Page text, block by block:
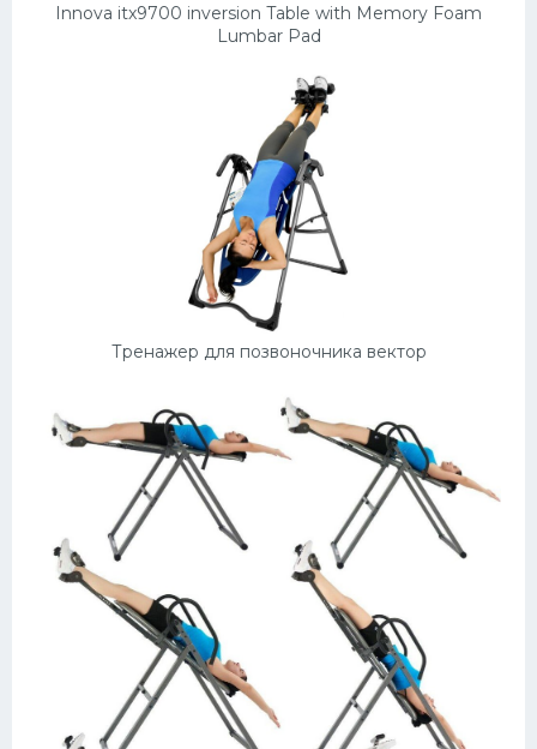
Innova itx9700 inversion Table with Memory Foam
Lumbar Pad
Тренажер для позвоночника вектор